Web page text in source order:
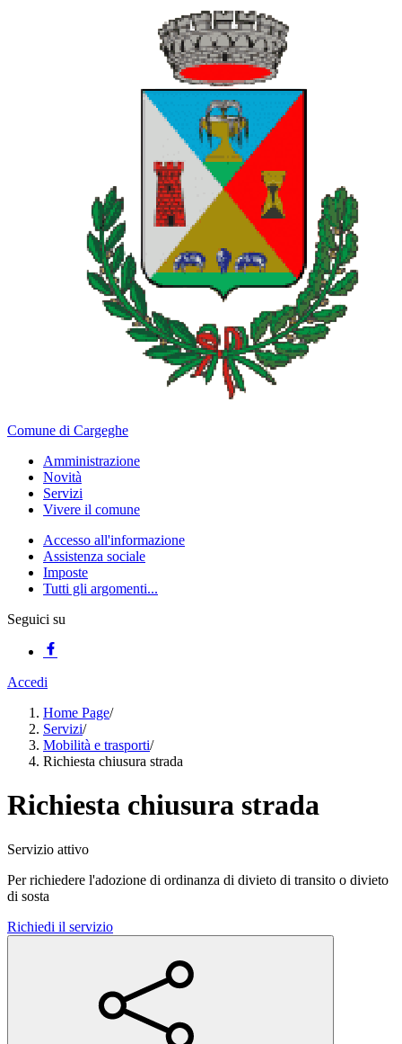
Comune di Cargeghe
Amministrazione
Novità
Servizi
Vivere il comune
Accesso all'informazione
Assistenza sociale
Imposte
Tutti gli argomenti...
Seguici su
Accedi
Home Page/
Servizi/
Mobilità e trasporti/
Richiesta chiusura strada
Richiesta chiusura strada
Servizio attivo
Per richiedere l'adozione di ordinanza di divieto di transito o divieto
di sosta
Richiedi il servizio